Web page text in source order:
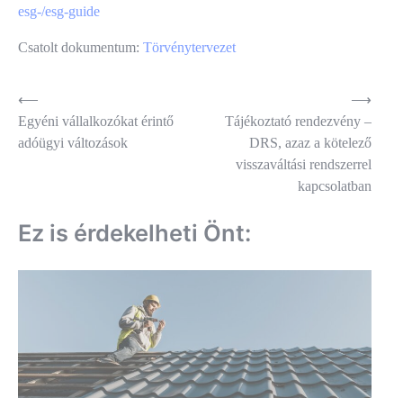
esg-/esg-guide
Csatolt dokumentum: Törvénytervezet
Bejegyzés
navigáció
⟵
Egyéni vállalkozókat érintő
adóügyi változások
Tájékoztató rendezvény –
DRS, azaz a kötelező
visszaváltási rendszerrel
kapcsolatban
⟶
Ez is érdekelheti Önt: